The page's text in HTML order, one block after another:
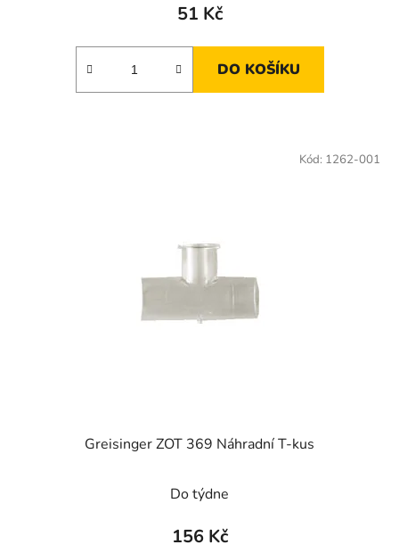
51 Kč
DO KOŠÍKU
Greisinger ZOT 369 Náhradní T-kus
Do týdne
156 Kč
Kód: 1262-001